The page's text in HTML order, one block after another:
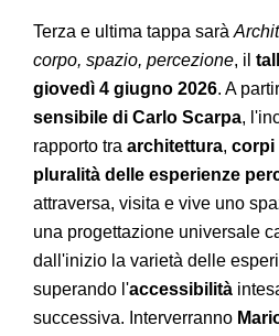
Terza e ultima tappa sarà
corpo, spazio, percezione, il
giovedì 4 giugno 2026. A
sensibile di Carlo Scarpa,
rapporto tra architettura, corpi
pluralità delle esperienze
attraversa, visita e vive uno
una progettazione universale
dall'inizio la varietà delle
superando l'accessibilità
successiva. Interverranno